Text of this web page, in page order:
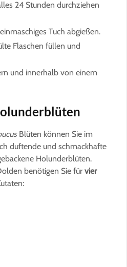
24 Stunden durchziehen
Tuch abgießen.
Flaschen füllen und
und innerhalb von einem
Blüten können Sie im
duftende und schmackhafte
Holunderblüten.
benötigen Sie für vier